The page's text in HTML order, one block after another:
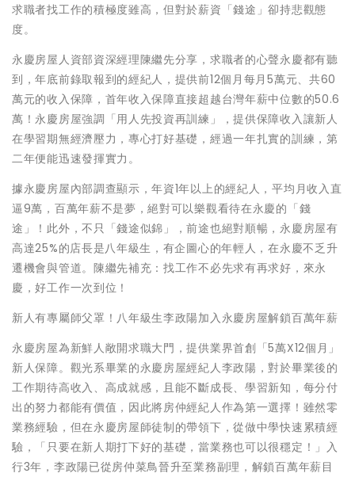
求職者找工作的積極度雖高，但對於薪資「錢途」卻持悲觀態
度。
永慶房屋人資部資深經理陳繼先分享，求職者的心聲永慶都有聽
到，年底前錄取報到的經紀人，提供前12個月每月5萬元、共60
萬元的收入保障，首年收入保障直接超越台灣年薪中位數的50.6
萬！永慶房屋強調「用人先投資再訓練」，提供保障收入讓新人
在學習期無經濟壓力，專心打好基礎，經過一年扎實的訓練，第
二年便能迅速發揮實力。
據永慶房屋內部調查顯示，年資1年以上的經紀人，平均月收入直
逼9萬，百萬年薪不是夢，絕對可以樂觀看待在永慶的「錢
途」！此外，不只「錢途似錦」，前途也絕對順暢，永慶房屋有
高達25%的店長是八年級生，有企圖心的年輕人，在永慶不乏升
遷機會與管道。陳繼先補充：找工作不必先求有再求好，來永
慶，好工作一次到位！
新人有專屬師父罩！八年級生李政陽加入永慶房屋解鎖百萬年薪
永慶房屋為新鮮人敞開求職大門，提供業界首創「5萬X12個月」
新人保障。觀光系畢業的永慶房屋經紀人李政陽，對於畢業後的
工作期待高收入、高成就感，且能不斷成長、學習新知，每分付
出的努力都能有價值，因此將房仲經紀人作為第一選擇！雖然零
業務經驗，但在永慶房屋師徒制的帶領下，從做中學快速累積經
驗，「只要在新人期打下好的基礎，當業務也可以很穩定！」入
行3年，李政陽已從房仲菜鳥晉升至業務副理，解鎖百萬年薪目